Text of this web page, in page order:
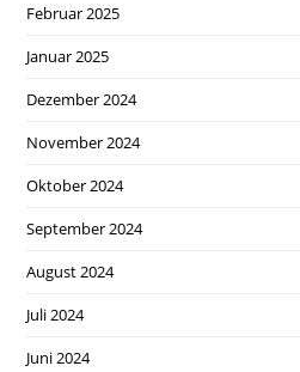
Februar 2025
Januar 2025
Dezember 2024
November 2024
Oktober 2024
September 2024
August 2024
Juli 2024
Juni 2024